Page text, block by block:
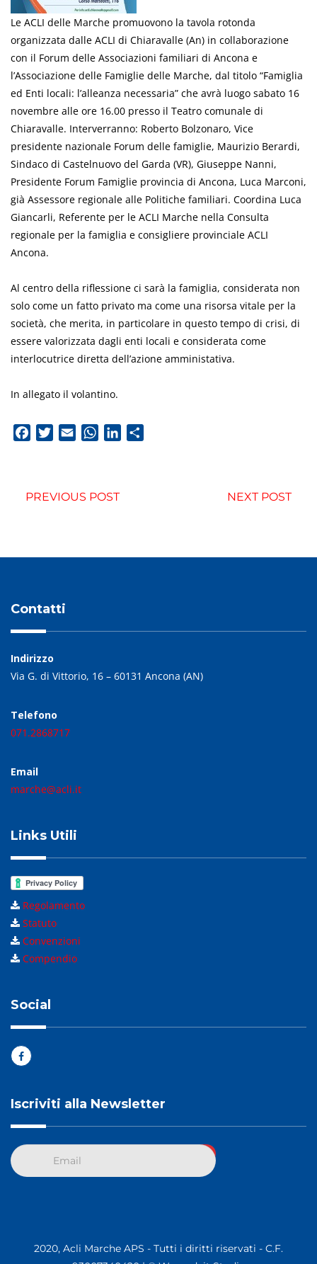
Le ACLI delle Marche promuovono la tavola rotonda
organizzata dalle ACLI di Chiaravalle (An) in collaborazione
con il Forum delle Associazioni familiari di Ancona e
l’Associazione delle Famiglie delle Marche, dal titolo “Famiglia
ed Enti locali: l’alleanza necessaria” che avrà luogo sabato 16
novembre alle ore 16.00 presso il Teatro comunale di
Chiaravalle. Interverranno: Roberto Bolzonaro, Vice
presidente nazionale Forum delle famiglie, Maurizio Berardi,
Sindaco di Castelnuovo del Garda (VR), Giuseppe Nanni,
Presidente Forum Famiglie provincia di Ancona, Luca Marconi,
già Assessore regionale alle Politiche familiari. Coordina Luca
Giancarli, Referente per le ACLI Marche nella Consulta
regionale per la famiglia e consigliere provinciale ACLI
Ancona.
Al centro della riflessione ci sarà la famiglia, considerata non
solo come un fatto privato ma come una risorsa vitale per la
società, che merita, in particolare in questo tempo di crisi, di
essere valorizzata dagli enti locali e considerata come
interlocutrice diretta dell’azione amministativa.
In allegato il volantino.
FacebookTwitterEmail WhatsApp
LinkedIn
PREVIOUS POST NEXT POST
Contatti
Indirizzo
Via G. di Vittorio, 16 – 60131 Ancona (AN)
Telefono
071.2868717
Email
marche@acli.it
Links Utili
Regolamento
Statuto
Convenzioni
Compendio
Social
Iscriviti alla Newsletter
2020, Acli Marche APS - Tutti i diritti riservati - C.F.